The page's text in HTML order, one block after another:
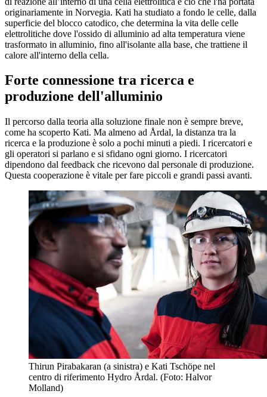
originariamente in Norvegia. Kati ha studiato a fondo le celle, dalla
superficie del blocco catodico, che determina la vita delle celle
elettrolitiche dove l'ossido di alluminio ad alta temperatura viene
trasformato in alluminio, fino all'isolante alla base, che trattiene il
calore all'interno della cella.
Forte connessione tra ricerca e
produzione dell'alluminio
Il percorso dalla teoria alla soluzione finale non è sempre breve,
come ha scoperto Kati. Ma almeno ad Årdal, la distanza tra la
ricerca e la produzione è solo a pochi minuti a piedi. I ricercatori e
gli operatori si parlano e si sfidano ogni giorno. I ricercatori
dipendono dal feedback che ricevono dal personale di produzione.
Questa cooperazione è vitale per fare piccoli e grandi passi avanti.
Thirun Pirabakaran (a sinistra) e Kati Tschöpe nel
centro di riferimento Hydro Årdal. (Foto: Halvor
Molland)